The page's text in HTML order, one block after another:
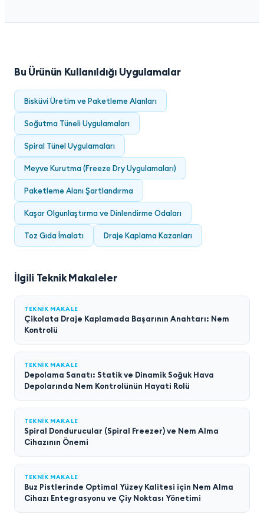
Bu Ürünün Kullanıldığı Uygulamalar
Bisküvi Üretim ve Paketleme Alanları
Soğutma Tüneli Uygulamaları
Spiral Tünel Uygulamaları
Meyve Kurutma (Freeze Dry Uygulamaları)
Paketleme Alanı Şartlandırma
Kaşar Olgunlaştırma ve Dinlendirme Odaları
Toz Gıda İmalatı Draje Kaplama Kazanları
İlgili Teknik Makaleler
TEKNIK MAKALE
Çikolata Draje Kaplamada Başarının Anahtarı: Nem
Kontrolü
TEKNIK MAKALE
Depolama Sanatı: Statik ve Dinamik Soğuk Hava
Depolarında Nem Kontrolünün Hayati Rolü
TEKNIK MAKALE
Spiral Dondurucular (Spiral Freezer) ve Nem Alma
Cihazının Önemi
TEKNIK MAKALE
Buz Pistlerinde Optimal Yüzey Kalitesi için Nem Alma
Cihazı Entegrasyonu ve Çiy Noktası Yönetimi